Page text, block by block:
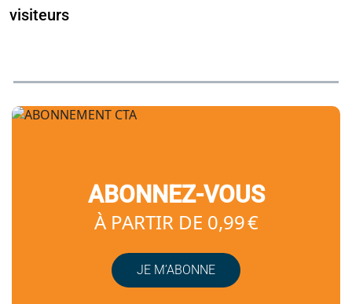
visiteurs
ABONNEZ-VOUS
À PARTIR DE 0,99 €
JE M’ABONNE